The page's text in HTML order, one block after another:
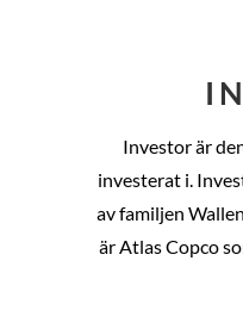
Investor är
investerat i.
av familjen
är Atlas Copco